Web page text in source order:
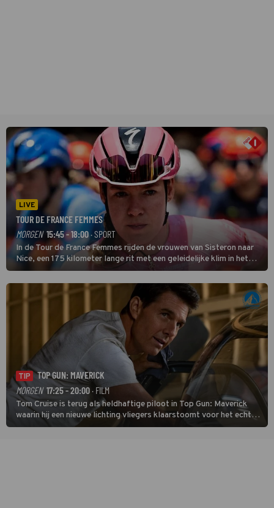
LIVE
TOUR DE FRANCE FEMMES
MORGEN 15:45 - 18:00· SPORT
In de Tour de France Femmes rijden de vrouwen van Sisteron naar
Nice, een 175 kilometer lange rit met een geleidelijke klim in het
midden. Dat is mogelijk niet de zwaarste hindernis, dat is de
temperatuur. Het kan in Nice namelijk bloedheet worden.
TIP
TOP GUN: MAVERICK
MORGEN 17:25 - 20:00· FILM
Tom Cruise is terug als heldhaftige piloot in Top Gun: Maverick
waarin hij een nieuwe lichting vliegers klaarstoomt voor het echte
werk.